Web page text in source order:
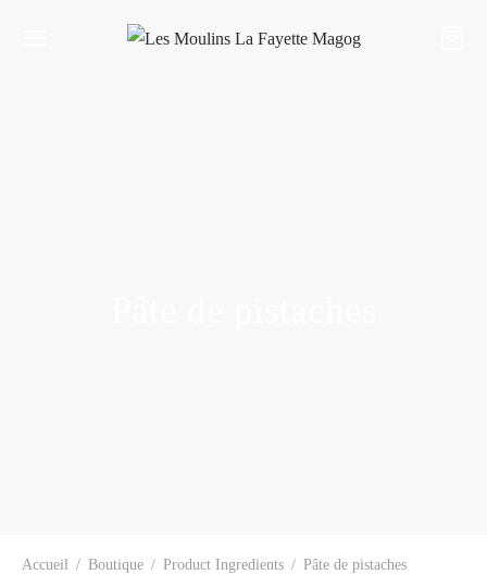
Accueil / Boutique / Product Ingredients / Pâte de pistaches